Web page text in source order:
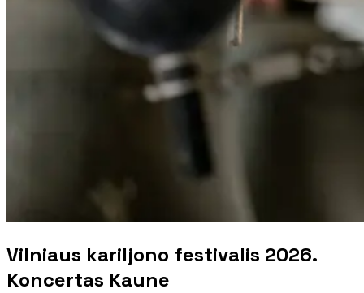
Vilniaus kariljono festivalis 2026.
Koncertas Kaune